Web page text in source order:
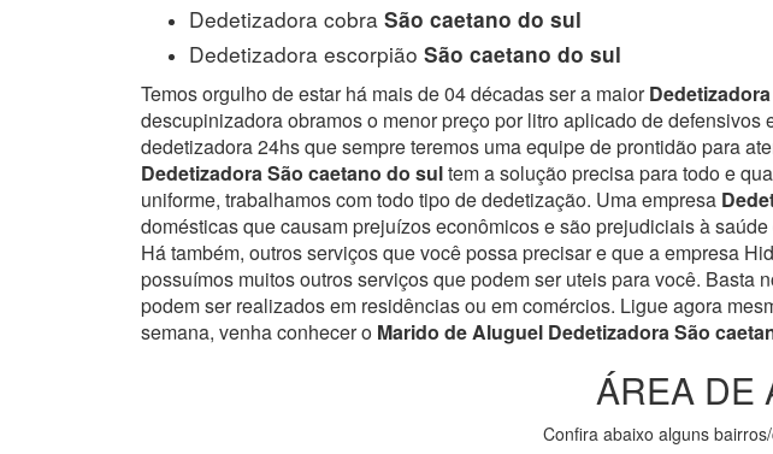
Dedetizadora cobra São caetano do sul
Dedetizadora escorpião São caetano do sul
Temos orgulho de estar há mais de 04 décadas ser a maior
descupinizadora obramos o menor preço por litro aplicado de
dedetizadora 24hs que sempre teremos uma equipe de prontidão para
Dedetizadora São caetano do sultem a solução precisa para todo e
uniforme, trabalhamos com todo tipo de dedetização. Uma empresa
domésticas que causam prejuízos econômicos e são prejudiciais à saúde
Há também, outros serviços que você possa precisar e que a empresa
possuímos muitos outros serviços que podem ser uteis para você.
podem ser realizados em residências ou em comércios. Ligue agora
semana, venha conhecer o Marido de Aluguel Dedetizadora São
ÁREA DE
Confira abaixo alguns